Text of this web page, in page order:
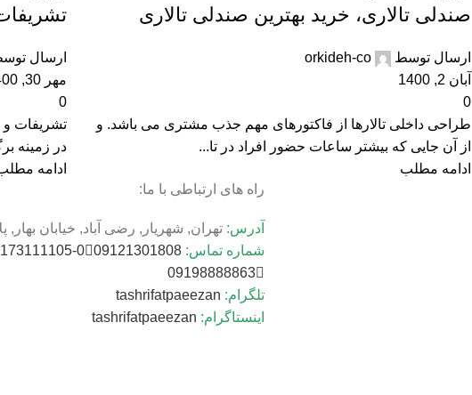
صندلی تالاری، خرید بهترین صندلی تالاری
ارسال توسط
orkideh-co
آبان 2, 1400
0
طراحی داخلی تالارها از فاکتورهای مهم جذب مشتری می باشد. و
از آن جایی که بیشتر ساعات حضور افراد در تا...
ادامه مطلب
ارسال
مهر 30, 1400
0
تشریفات و
در زمینه
ادامه
راه های ارتباطی با ما:
آدرس: تهران, شهریار, رضی آباد, خیابان بهار,
شماره تماس: 09121301808
0-9173111105
09198888863
تلگرام: tashrifatpaeezan
اینستاگرام: tashrifatpaeezan